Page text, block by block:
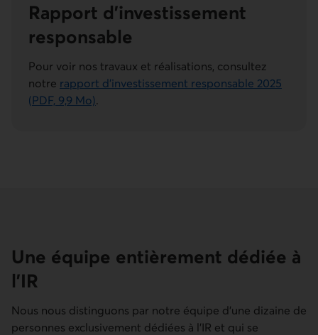
Rapport d’investi­ssement
respon­sable
Pour voir nos travaux et réalisations, consultez
notre rapport d’investissement responsable 2025
(PDF, 9,9 Mo).
Une équipe entièrement dédiée à
l’IR
Nous nous distinguons par notre équipe d’une dizaine de
personnes exclusivement dédiées à l’IR et qui se